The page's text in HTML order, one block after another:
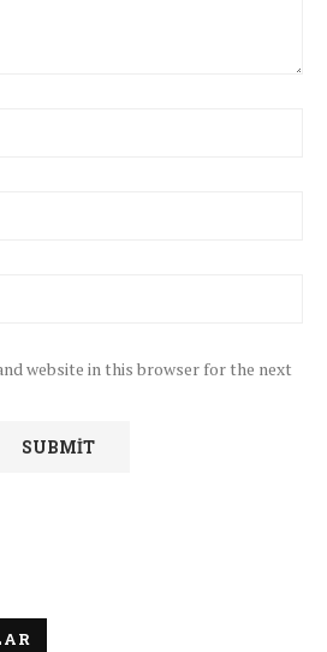
website in this browser for the next